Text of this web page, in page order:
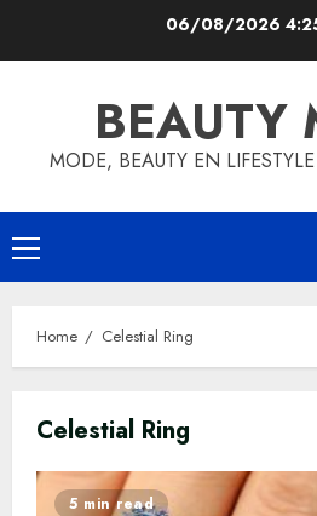
06/08/2026
BEAUTY
MODE, BEAUTY EN
Primary
Menu
Home Celestial Ring
Celestial Ring
5 min read